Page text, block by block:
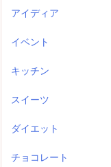
アイディア
イベント
キッチン
スイーツ
ダイエット
チョコレート